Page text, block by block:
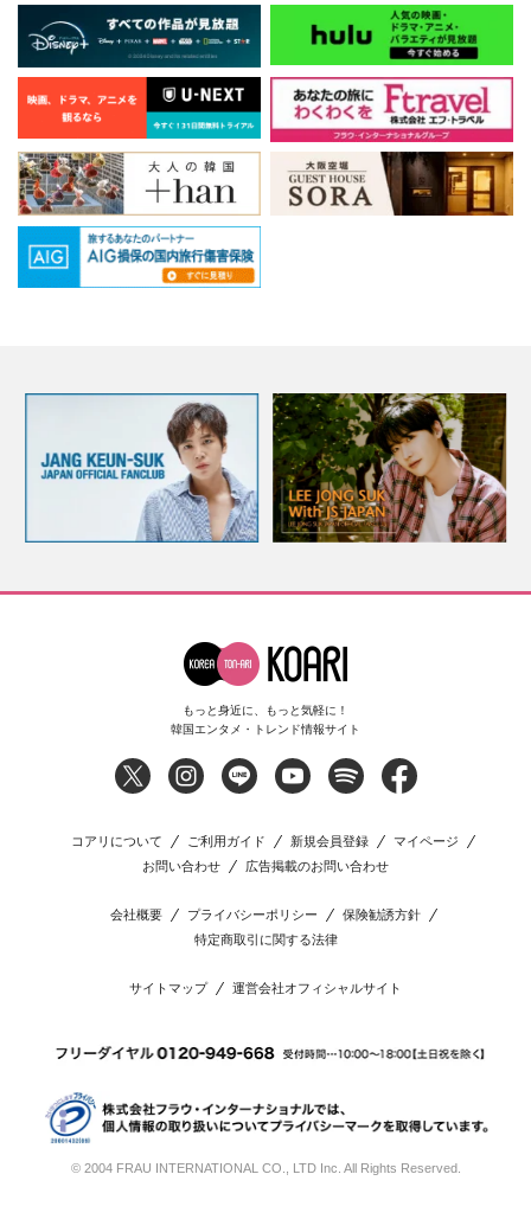
もっと身近に、もっと気軽に！
韓国エンタメ・トレンド情報サイト
コアリについて ご利用ガイド 新規会員登録
マイページ
お問い合わせ
広告掲載のお問い合わせ
会社概要 プライバシーポリシー
保険勧誘方針
特定商取引に関する法律
サイトマップ 運営会社オフィシャルサイト
© 2004 FRAU INTERNATIONAL CO., LTD Inc. All Rights Reserved.